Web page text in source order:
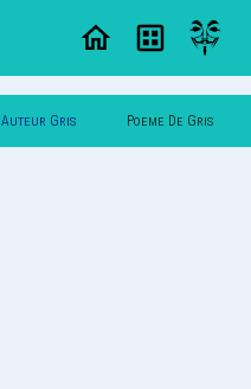
Auteur Gris Poeme De Gris